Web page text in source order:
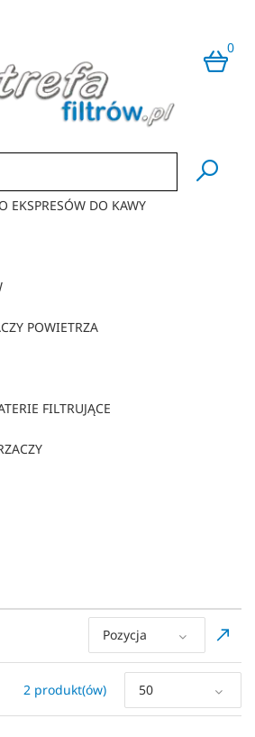
0
​
EKSPRESÓW DO KAWY
POWIETRZA
FILTRUJĄCE
Pozycja
2 produkt(ów) 50